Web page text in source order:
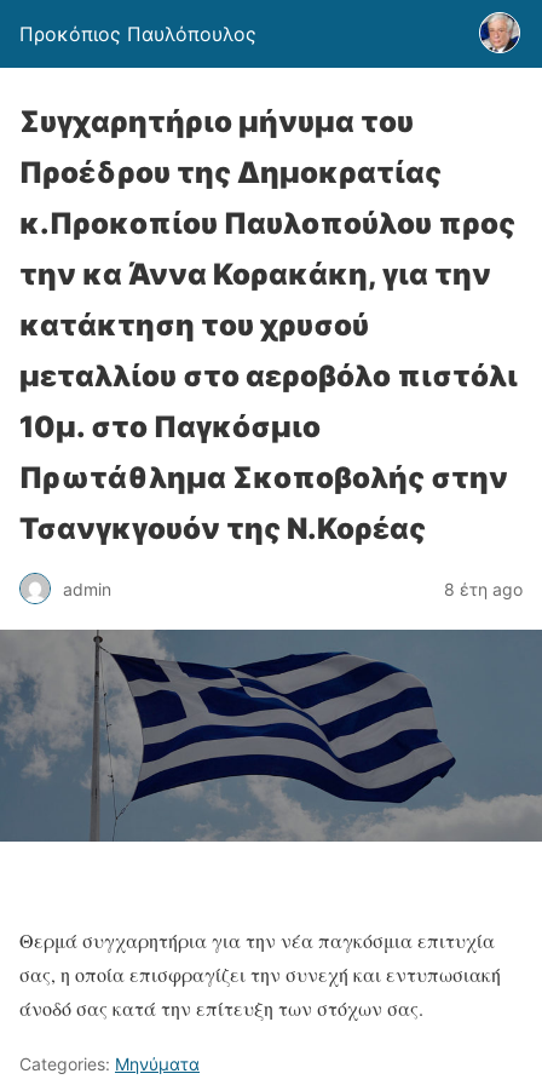
Προκόπιος Παυλόπουλος
Συγχαρητήριο μήνυμα του
Προέδρου της Δημοκρατίας
κ.Προκοπίου Παυλοπούλου προς
την κα Άννα Κορακάκη, για την
κατάκτηση του χρυσού
μεταλλίου στο αεροβόλο πιστόλι
10μ. στο Παγκόσμιο
Πρωτάθλημα Σκοποβολής στην
Τσανγκγουόν της Ν.Κορέας
admin 8 έτη ago
Θερμά συγχαρητήρια για την νέα παγκόσμια επιτυχία
σας, η οποία επισφραγίζει την συνεχή και εντυπωσιακή
άνοδό σας κατά την επίτευξη των στόχων σας.
Categories: Μηνύματα